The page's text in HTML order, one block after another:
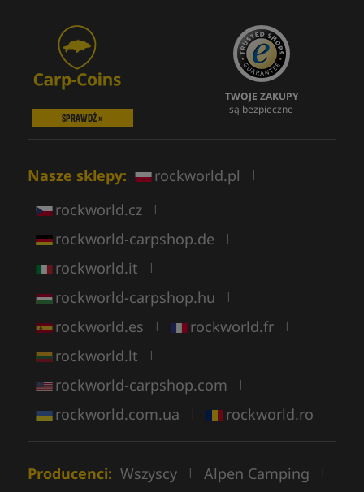
SPRAWDŹ »
TWOJE ZAKUPY
są bezpieczne
Nasze sklepy: rockworld.pl |
rockworld.cz |
rockworld-carpshop.de |
rockworld.it |
rockworld-carpshop.hu |
rockworld.es | rockworld.fr |
rockworld.lt |
rockworld-carpshop.com |
rockworld.com.ua | rockworld.ro
Producenci: Wszyscy | Alpen Camping |